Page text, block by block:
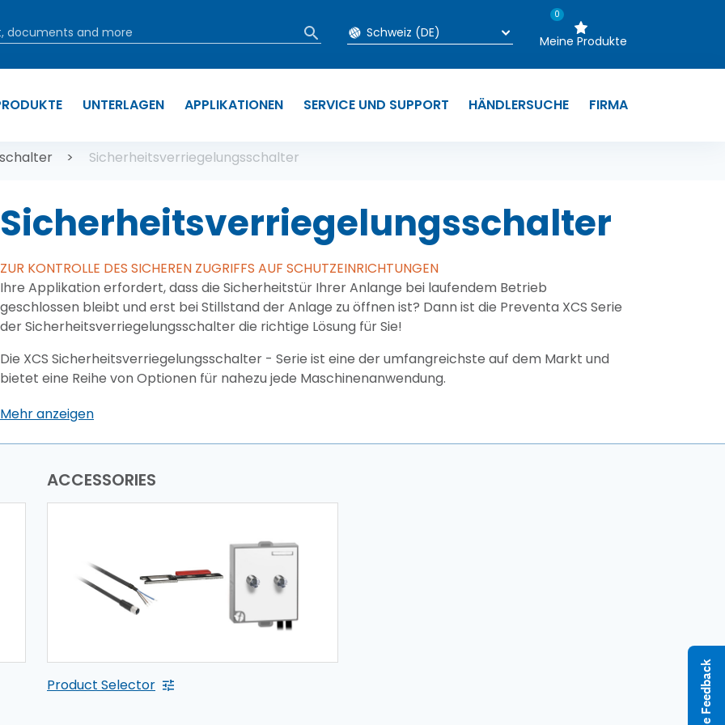
0
Meine Produkte
UNTERLAGEN APPLIKATIONEN SERVICE UND SUPPORT HÄNDLERSUCHE FIRMA
Sicherheitsverriegelungsschalter
Sicherheitsverriegelungsschalter
ZUR KONTROLLE DES SICHEREN ZUGRIFFS AUF SCHUTZEINRICHTUNGEN
Ihre Applikation erfordert, dass die Sicherheitstür Ihrer Anlange bei laufendem Betrieb
geschlossen bleibt und erst bei Stillstand der Anlage zu öffnen ist? Dann ist die Preventa XCS Serie
der Sicherheitsverriegelungsschalter die richtige Lösung für Sie!
Die XCS Sicherheitsverriegelungsschalter - Serie ist eine der umfangreichste auf dem Markt und
bietet eine Reihe von Optionen für nahezu jede Maschinenanwendung.
Mehr anzeigen
ACCESSORIES
Product Selector Give Feedback